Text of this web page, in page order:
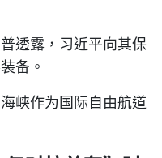
透露，习近平向其保
备。
峡作为国际自由航道